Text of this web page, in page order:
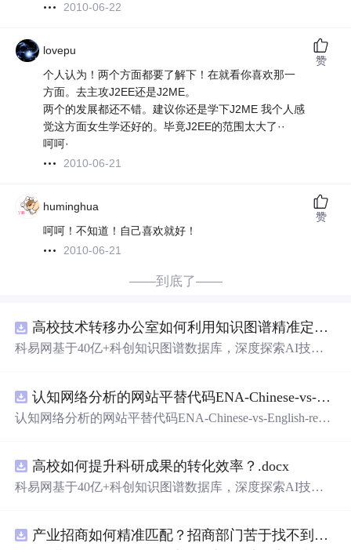
2010-06-22
lovepu
个人认为！两个方面都要了解下！在就看你喜欢那一
方面。去主攻J2EE还是J2ME。
两个的发展都还不错。建议你还是学下J2ME 我个人感
觉这方面女生学还好的。毕竟J2EE的范围太大了··
呵呵·
2010-06-21
赞
huminghua
呵呵！不知道！自己喜欢就好！
2010-06-21
赞
——到底了——
高校技术转移办公室如何利用知识图谱精准定位产业需求与技术适配点？.docx
科易网基于40亿+科创知识图谱数据库，深度探索AI技术
新领域的AI+数智化解决方案，推动科技创新与产业创新
智能化发展。
认知网络分析的网站平替代码ENA-Chinese-vs-English-reproducible.zip
认知网络分析的网站平替代码ENA-Chinese-vs-English-repro
高校如何提升科研成果的转化效率？.docx
科易网基于40亿+科创知识图谱数据库，深度探索AI技术
新领域的AI+数智化解决方案，推动科技创新与产业创新产业招商如何精准匹配？招商部门苦于找不到符合产业链补链强链方向的目标企业怎么办？.docx